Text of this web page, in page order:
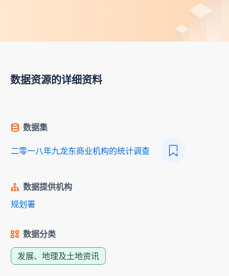
数据资源的详细资料
数据集
二零一八年九龙东商业机构的统计调查
数据提供机构
规划署
数据分类
发展、地理及土地资讯